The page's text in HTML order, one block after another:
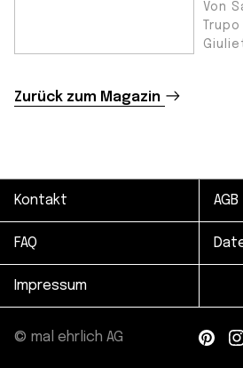
Von
Zurück zum Magazin
Kontakt AGB
FAQ
Impressum
© mal ehrlich AG